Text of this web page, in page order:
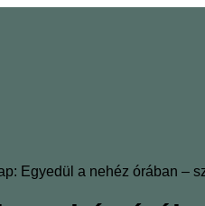
Egyedül a nehéz órában –